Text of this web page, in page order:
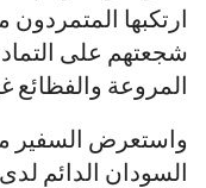
شجعتهم على
المروعة والفظائع
واستعرض
السودان الدائم لدى